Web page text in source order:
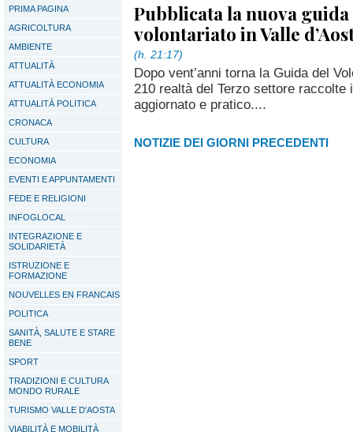
PRIMA PAGINA
AGRICOLTURA
AMBIENTE
ATTUALITÀ
ATTUALITÀ ECONOMIA
ATTUALITÀ POLITICA
CRONACA
CULTURA
ECONOMIA
EVENTI E APPUNTAMENTI
FEDE E RELIGIONI
INFOGLOCAL
INTEGRAZIONE E
SOLIDARIETÀ
ISTRUZIONE E
FORMAZIONE
NOUVELLES EN FRANCAIS
POLITICA
SANITÀ, SALUTE E STARE
BENE
SPORT
TRADIZIONI E CULTURA
MONDO RURALE
TURISMO VALLE D'AOSTA
VIABILITÀ E MOBILITÀ
Pubblicata la nuova guida
volontariato in Valle
(h. 21:17)
Dopo vent’anni torna la Guida del
210 realtà del Terzo settore raccolte
aggiornato e pratico....
NOTIZIE DEI GIORNI PRECEDENTI